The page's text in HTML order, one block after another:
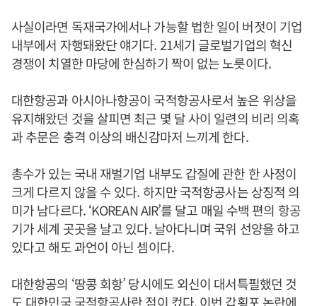
사실이라면 독재국가에서나 가능할 법한 일이 버젓이 기업
내부에서 자행돼왔단 얘기다. 21세기 글로벌기업의 혁신
경쟁이 치열한 마당에 한심하기 짝이 없는 노릇이다.
대한항공과 아시아나항공이 국적항공사로서 높은 위상을
유지해왔던 것을 살피면 최근 몇 달 사이 일련의 비리 의혹
과 추문은 충격 이상의 배신감마저 느끼게 한다.
총수가 있는 국내 재벌기업 내부도 갑질에 관한 한 사정이
크게 다르지 않을 수 있다. 하지만 국적항공사는 상징적 의
미가 남다르다. ‘KOREAN AIR’를 달고 매일 수백 편의 항공
기가 세계 곳곳을 날고 있다. 날아다니며 국위 선양을 하고
있다고 해도 과언이 아닌 셈이다.
대한항공의 ‘땅콩 회항’ 당시에도 외신이 대서특필했던 것
도 대한민국 국적항공사란 점이 컸다. 이번 갑횡포 논란에